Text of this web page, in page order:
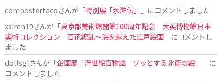
compostertacoさんが「特別展「水滸伝」
」にコメントしました
xsiren19さんが「東京都美術館開館100周年記念 大英博物館日本
美術コレクション 百花繚乱～海を越えた江戸絵画」にコメントし
ました
dollsglさんが「企画展「浮世絵百物語 ゾッとする北斎の絵」
」に
コメントしました